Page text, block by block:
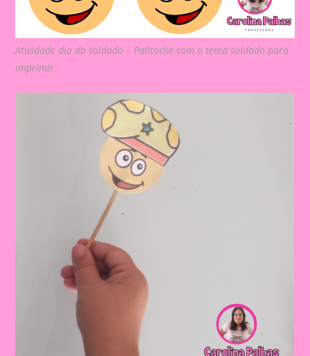
Atividade dia do soldado – Palitoche com o tema soldado para
imprimir